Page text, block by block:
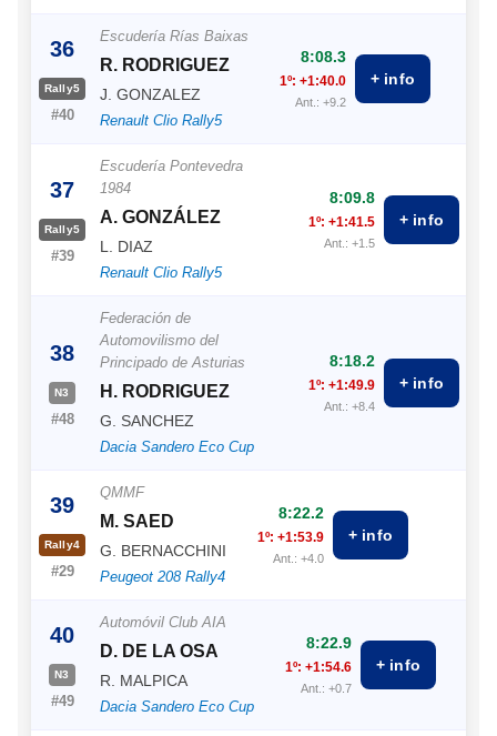
36
Rally5
#40
Escudería Rías Baixas
R. RODRIGUEZ
J. GONZALEZ
Renault Clio Rally5
8:08.3
1º: +1:40.0
Ant.: +9.2
+ info
37
Rally5
#39
Escudería Pontevedra
1984
A. GONZÁLEZ
L. DIAZ
Renault Clio Rally5
8:09.8
1º: +1:41.5
Ant.: +1.5
+ info
38
N3
#48
Federación de
Automovilismo del
Principado de Asturias
H. RODRIGUEZ
G. SANCHEZ
Dacia Sandero Eco Cup
8:18.2
1º: +1:49.9
Ant.: +8.4
+ info
39
Rally4
#29
QMMF
M. SAED
G. BERNACCHINI
Peugeot 208 Rally4
8:22.2
1º: +1:53.9
Ant.: +4.0
+ info
40
N3
#49
Automóvil Club AIA
D. DE LA OSA
R. MALPICA
Dacia Sandero Eco Cup
8:22.9
1º: +1:54.6
Ant.: +0.7
+ info